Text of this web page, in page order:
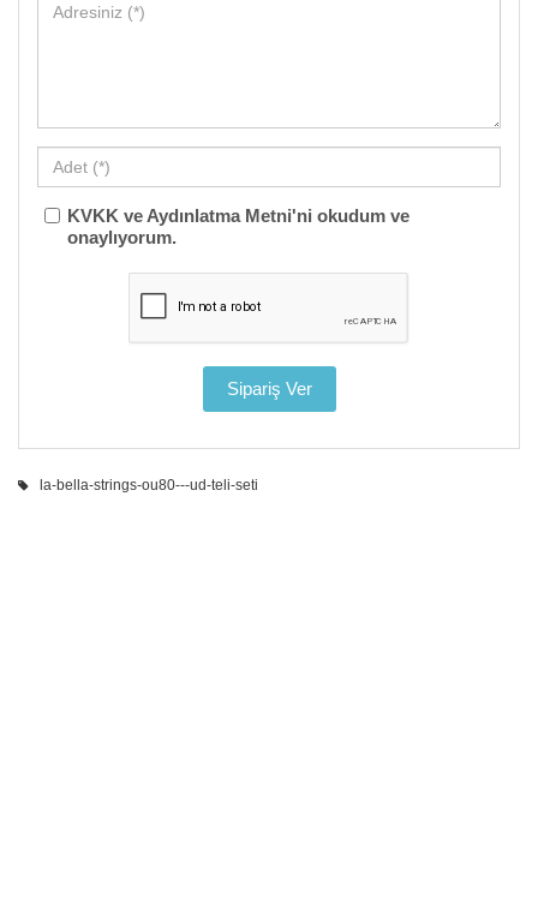
KVKK ve Aydınlatma Metni'ni okudum ve
onaylıyorum.
la-bella-strings-ou80---ud-teli-seti